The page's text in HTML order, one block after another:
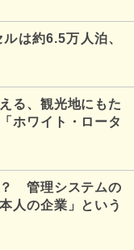
は約6.5万人泊、
る、観光地にもた
ホワイト・ロータ
？ 管理システムの
人の企業」という